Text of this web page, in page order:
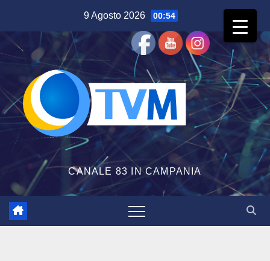
contenuto
9 Agosto 2026 00:54
CANALE 83 IN CAMPANIA